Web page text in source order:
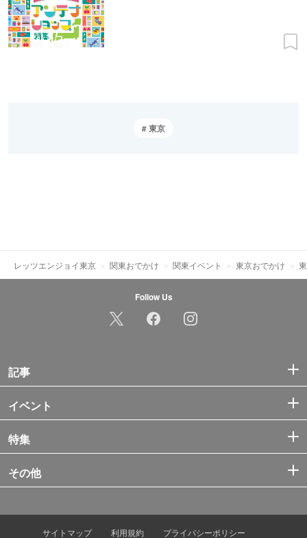
東京
レッツエンジョイ東京 関東おでかけ 関東イベント 東京おでかけ
Follow Us
記事
イベント
特集
その他
サイトマップ 利用規約 プライバシーポリシー